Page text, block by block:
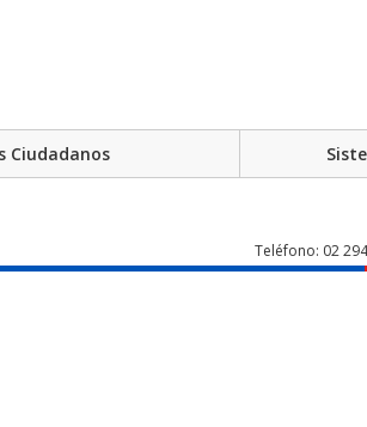
Ciudadanos
Teléfono: 02